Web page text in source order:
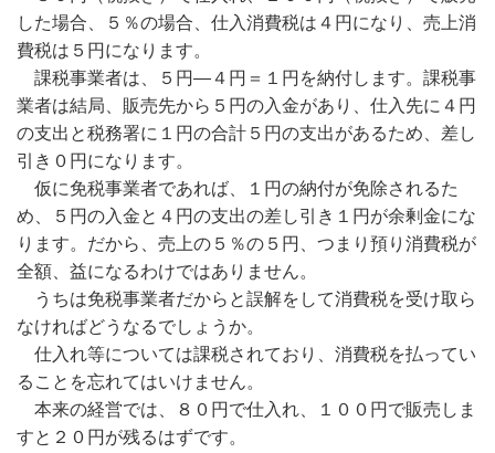
した場合、５％の場合、仕入消費税は４円になり、売上消
費税は５円になります。
課税事業者は、５円―４円＝１円を納付します。課税事
業者は結局、販売先から５円の入金があり、仕入先に４円
の支出と税務署に１円の合計５円の支出があるため、差し
引き０円になります。
仮に免税事業者であれば、１円の納付が免除されるた
め、５円の入金と４円の支出の差し引き１円が余剰金にな
ります。だから、売上の５％の５円、つまり預り消費税が
全額、益になるわけではありません。
うちは免税事業者だからと誤解をして消費税を受け取ら
なければどうなるでしょうか。
仕入れ等については課税されており、消費税を払ってい
ることを忘れてはいけません。
本来の経営では、８０円で仕入れ、１００円で販売しま
すと２０円が残るはずです。